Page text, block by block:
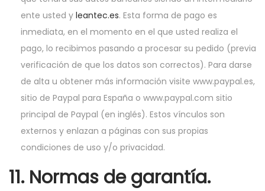
ente usted y leantec.es. Esta forma de pago es
inmediata, en el momento en el que usted realiza el
pago, lo recibimos pasando a procesar su pedido (previa
verificación de que los datos son correctos). Para darse
de alta u obtener más información visite www.paypal.es,
sitio de Paypal para España o www.paypal.com sitio
principal de Paypal (en inglés). Estos vínculos son
externos y enlazan a páginas con sus propias
condiciones de uso y/o privacidad.
11. Normas de garantía.